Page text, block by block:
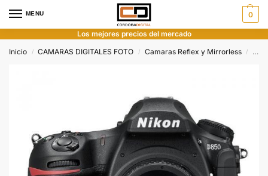
MENU 0
Los mejores precios del mercado
Inicio
/ CAMARAS DIGITALES FOTO / Camaras Reflex y Mirrorless /